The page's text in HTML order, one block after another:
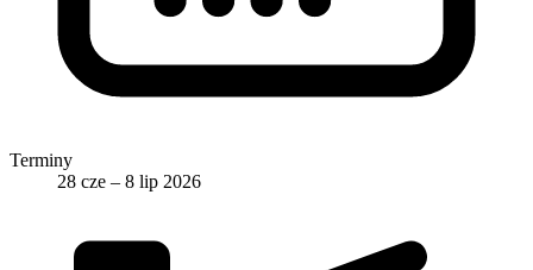
Terminy
28 cze – 8 lip 2026